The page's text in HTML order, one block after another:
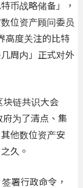
币战略储备」，
位资产顾问委员
高度关注的比特
周内」正式对外
块链共识大会
为了清点、集
他数位资产安
久。
署行政命令，